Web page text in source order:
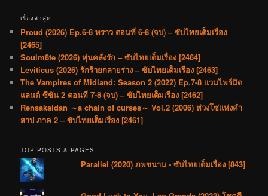
เรื่องล่าสุด
Proud (2026) Ep.6-8 พราว ตอนที่ 6-8 (จบ) – ซับไทยเต็มเรื่อง
[2465]
Soulm8te (2026) หุ่นคลั่งรัก – ซับไทยเต็มเรื่อง [2464]
Leviticus (2026) รักร้ายกลายร่าง – ซับไทยเต็มเรื่อง [2463]
The Vampires of Midland: Season 2 (2022) Ep.7-8 แวมไพร์มิด
แลนด์ ซีซัน 2 ตอนที่ 7-8 (จบ) – ซับไทยเต็มเรื่อง [2462]
Rensakaidan ～a chain of curses～ Vol.2 (2006) ห่วงโซ่แห่งคำ
สาป ภาค 2 – ซับไทยเต็มเรื่อง [2461]
TOP POSTS & PAGES
Parallel (2020) ภพขนาน - ซับไทยเต็มเรื่อง [843]